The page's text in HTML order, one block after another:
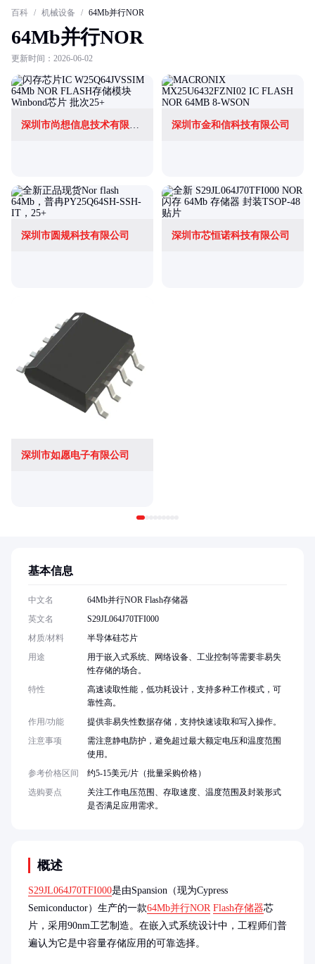
百科 / 机械设备 / 64Mb并行NOR
64Mb并行NOR
更新时间：2026-06-02
深圳市尚想信息技术有限公司 深圳市金和信科技有限公司
深圳市圆规科技有限公司 深圳市芯恒诺科技有限公司
深圳市如愿电子有限公司
概述
S29JL064J70TFI000是由Spansion（现为Cypress
Semiconductor）生产的一款64Mb并行NOR Flash存储器芯
片，采用90nm工艺制造。在嵌入式系统设计中，工程师们普
遍认为它是中容量存储应用的可靠选择。
基本信息
中文名
64Mb并行NOR Flash存储器
英文名
S29JL064J70TFI000
材质/材料
半导体硅芯片
用途
用于嵌入式系统、网络设备、工业控制等需要非易失
性存储的场合。
特性
高速读取性能，低功耗设计，支持多种工作模式，可
靠性高。
作用/功能
提供非易失性数据存储，支持快速读取和写入操作。
注意事项
需注意静电防护，避免超过最大额定电压和温度范围
使用。
参考价格区间
约5-15美元/片（批量采购价格）
选购要点
关注工作电压范围、存取速度、温度范围及封装形式
是否满足应用需求。